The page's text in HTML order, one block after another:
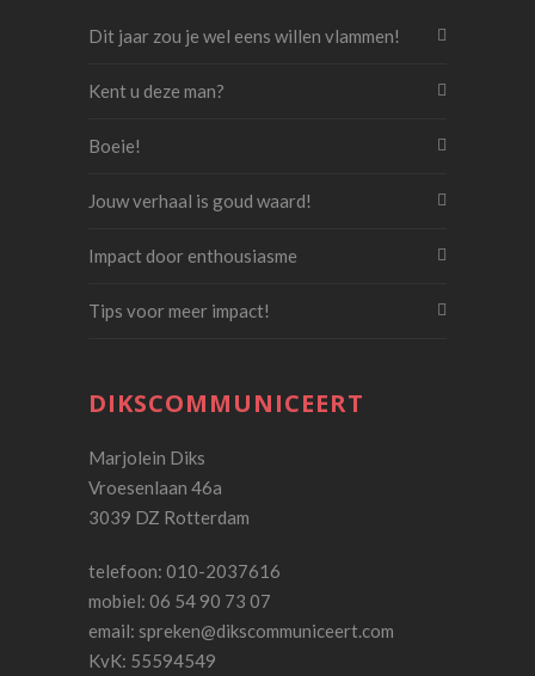
Dit jaar zou je wel eens willen vlammen!
Kent u deze man?
Boeie!
Jouw verhaal is goud waard!
Impact door enthousiasme
Tips voor meer impact!
DIKSCOMMUNICEERT
Marjolein Diks
Vroesenlaan 46a
3039 DZ Rotterdam
telefoon: 010-2037616
mobiel: 06 54 90 73 07
email: spreken@dikscommuniceert.com
KvK: 55594549